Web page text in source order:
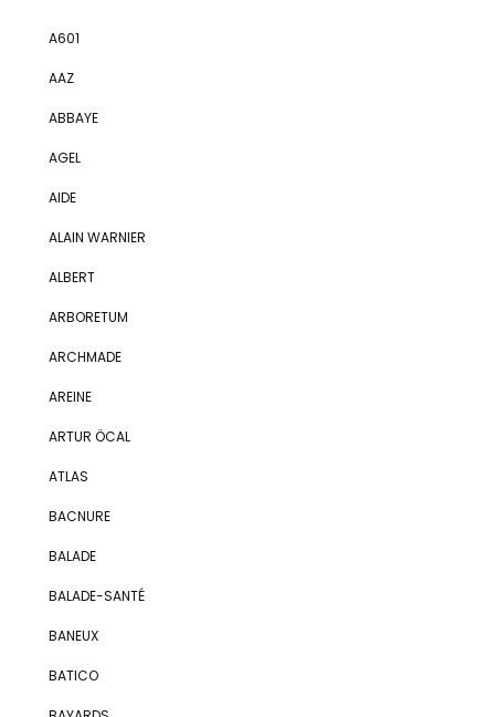
A601
AAZ
ABBAYE
AGEL
AIDE
ALAIN WARNIER
ALBERT
ARBORETUM
ARCHMADE
AREINE
ARTUR ÖCAL
ATLAS
BACNURE
BALADE
BALADE-SANTÉ
BANEUX
BATICO